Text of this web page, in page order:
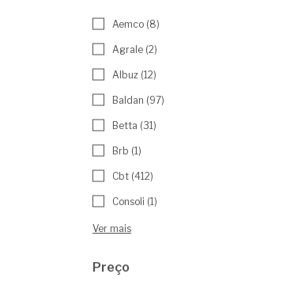
Aemco (8)
Agrale (2)
Albuz (12)
Baldan (97)
Betta (31)
Brb (1)
Cbt (412)
Consoli (1)
Ver mais
Preço